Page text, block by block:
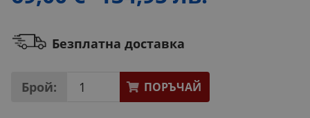
Безплатна доставка
Брой: ПОРЪЧАЙ